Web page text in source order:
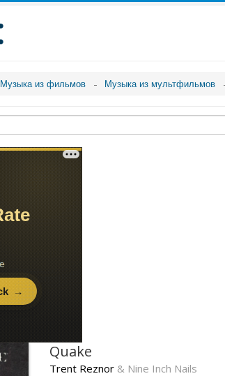
Музыка из фильмов Музыка из мультфильмов
Quake
Trent Reznor & Nine Inch Nails